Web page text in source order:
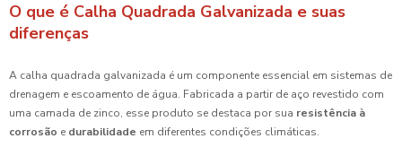
O que é Calha Quadrada Galvanizada e suas
diferenças
A calha quadrada galvanizada é um componente essencial em sistemas de
drenagem e escoamento de água. Fabricada a partir de aço revestido com
uma camada de zinco, esse produto se destaca por sua resistência à
corrosão e durabilidade em diferentes condições climáticas.